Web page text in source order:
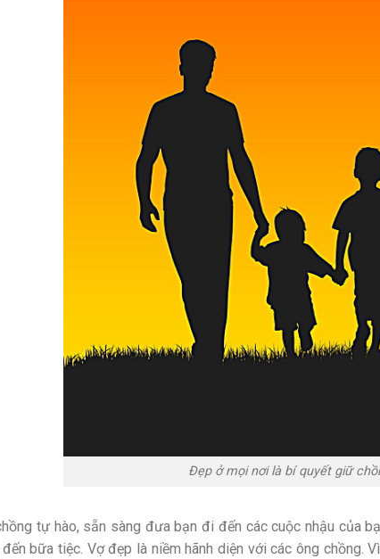
Đẹp ở mọi nơi là bí quyết giữ
tự hào, sẵn sàng đưa bạn đi đến các cuộc nhậu của
bữa tiệc. Vợ đẹp là niềm hãnh diện với các ông chồng.